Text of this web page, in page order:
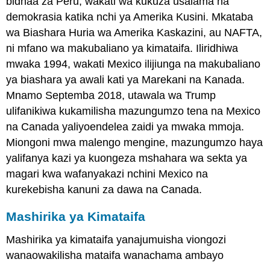
demokrasia katika nchi ya Amerika Kusini. Mkataba
wa Biashara Huria wa Amerika Kaskazini, au NAFTA,
ni mfano wa makubaliano ya kimataifa. Iliridhiwa
mwaka 1994, wakati Mexico ilijiunga na makubaliano
ya biashara ya awali kati ya Marekani na Kanada.
Mnamo Septemba 2018, utawala wa Trump
ulifanikiwa kukamilisha mazungumzo tena na Mexico
na Canada yaliyoendelea zaidi ya mwaka mmoja.
Miongoni mwa malengo mengine, mazungumzo haya
yalifanya kazi ya kuongeza mshahara wa sekta ya
magari kwa wafanyakazi nchini Mexico na
kurekebisha kanuni za dawa na Canada.
Mashirika ya Kimataifa
Mashirika ya kimataifa yanajumuisha viongozi
wanaowakilisha mataifa wanachama ambayo